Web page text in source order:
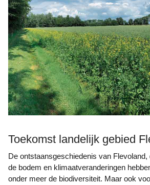
Toekomst landelijk gebied
De ontstaansgeschiedenis van Flevoland, de samenstelling van
de bodem en klimaatveranderingen
onder meer de biodiversiteit. Maar ook